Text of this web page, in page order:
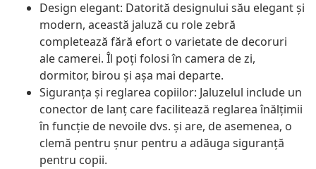
Design elegant: Datorită designului său elegant și
modern, această jaluză cu role zebră
completează fără efort o varietate de decoruri
ale camerei. Îl poți folosi în camera de zi,
dormitor, birou și așa mai departe.
Siguranța și reglarea copiilor: Jaluzelul include un
conector de lanț care facilitează reglarea înălțimii
în funcție de nevoile dvs. și are, de asemenea, o
clemă pentru șnur pentru a adăuga siguranță
pentru copii.